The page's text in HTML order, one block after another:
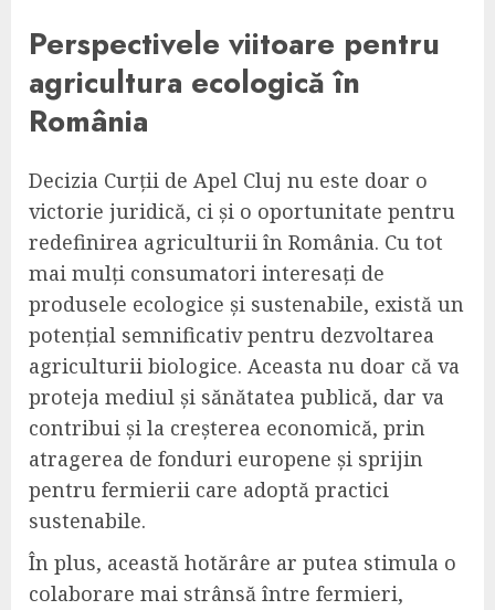
Perspectivele viitoare pentru
agricultura ecologică în
România
Decizia Curții de Apel Cluj nu este doar o
victorie juridică, ci și o oportunitate pentru
redefinirea agriculturii în România. Cu tot
mai mulți consumatori interesați de
produsele ecologice și sustenabile, există un
potențial semnificativ pentru dezvoltarea
agriculturii biologice. Aceasta nu doar că va
proteja mediul și sănătatea publică, dar va
contribui și la creșterea economică, prin
atragerea de fonduri europene și sprijin
pentru fermierii care adoptă practici
sustenabile.
În plus, această hotărâre ar putea stimula o
colaborare mai strânsă între fermieri,